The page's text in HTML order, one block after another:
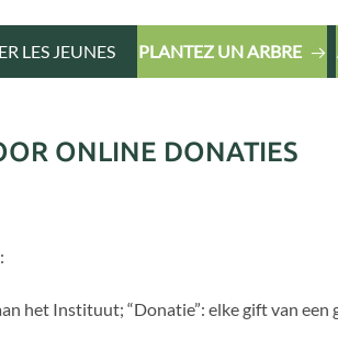
LES JEUNES PLANTEZ UN ARBRE
ONLINE DONATIES
het Instituut; “Donatie”: elke gift van